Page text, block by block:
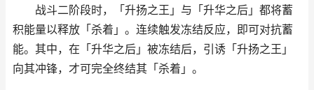
战斗二阶段时，「升扬之王」与「升华之后」都将蓄
积能量以释放「杀着」。连续触发冻结反应，即可对抗蓄
能。其中，在「升华之后」被冻结后，引诱「升扬之王」
向其冲锋，才可完全终结其「杀着」。